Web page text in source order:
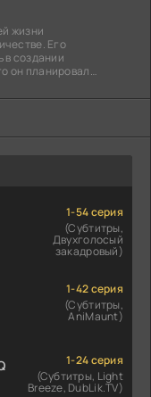
жизни
Его
в создании
он планировал
1-54 серия
(Субтитры,
Двухголосый
закадровый)
1-42 серия
(Субтитры,
AniMaunt)
1-24 серия
(Субтитры, Light
Breeze, DubLik.TV)